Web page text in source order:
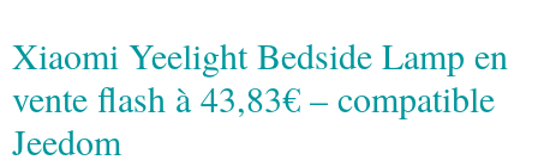
Xiaomi Yeelight Bedside Lamp en
vente flash à 43,83€ – compatible
Jeedom